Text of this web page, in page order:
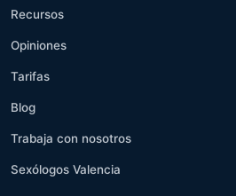
Recursos
Opiniones
Tarifas
Blog
Trabaja con nosotros
Sexólogos Valencia